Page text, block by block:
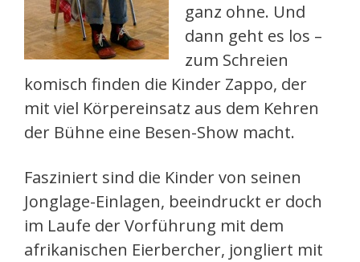
ganz ohne. Und
dann geht es los –
zum Schreien
komisch finden die Kinder Zappo, der
mit viel Körpereinsatz aus dem Kehren
der Bühne eine Besen-Show macht.
Fasziniert sind die Kinder von seinen
Jonglage-Einlagen, beeindruckt er doch
im Laufe der Vorführung mit dem
afrikanischen Eierbercher, jongliert mit